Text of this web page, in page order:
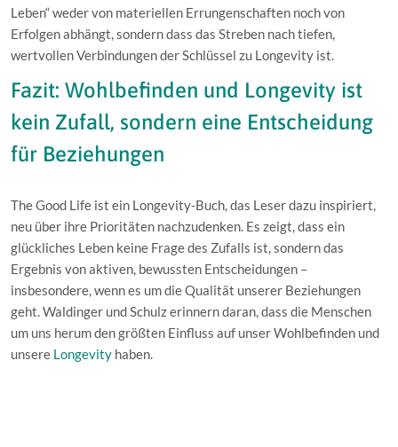
Leben“ weder von materiellen Errungenschaften noch von
Erfolgen abhängt, sondern dass das Streben nach tiefen,
wertvollen Verbindungen der Schlüssel zu Longevity ist.
Fazit: Wohlbefinden und Longevity ist
kein Zufall, sondern eine Entscheidung
für Beziehungen
The Good Life ist ein Longevity-Buch, das Leser dazu inspiriert,
neu über ihre Prioritäten nachzudenken. Es zeigt, dass ein
glückliches Leben keine Frage des Zufalls ist, sondern das
Ergebnis von aktiven, bewussten Entscheidungen –
insbesondere, wenn es um die Qualität unserer Beziehungen
geht. Waldinger und Schulz erinnern daran, dass die Menschen
um uns herum den größten Einfluss auf unser Wohlbefinden und
unsere Longevity haben.